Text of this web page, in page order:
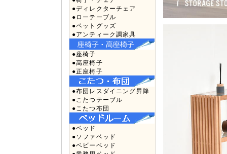
●ディレクターチェア
●ローテーブル
●ペットグッズ
●アンティーク調家具
●座椅子
●高座椅子
●正座椅子
●布団レスダイニング昇降
●こたつテーブル
●こたつ布団
●ベッド
●ソファベッド
●ベビーベッド